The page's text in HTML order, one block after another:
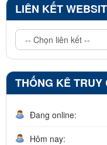
LIÊN KẾT
THỐNG KÊ TRUY
Đang online:
Hôm nay: